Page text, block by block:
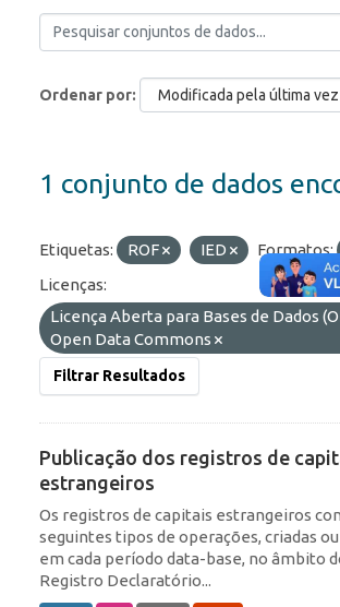
Ordenar por
1 conjunto de dados
Etiquetas: ROF IED Formatos:
Licenças:
Licença Aberta para Bases de Dados
Open Data Commons
Filtrar Resultados
Publicação dos registros de
estrangeiros
Os registros de capitais estrangeiros
seguintes tipos de operações, criadas
em cada período data-base, no âmbito
Registro Declaratório...